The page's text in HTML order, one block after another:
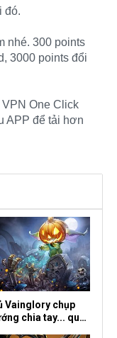
đó.
nhé. 300 points
3000 points đổi
One Click
APP để tải hơn
Vainglory chụp
chia tay... quái